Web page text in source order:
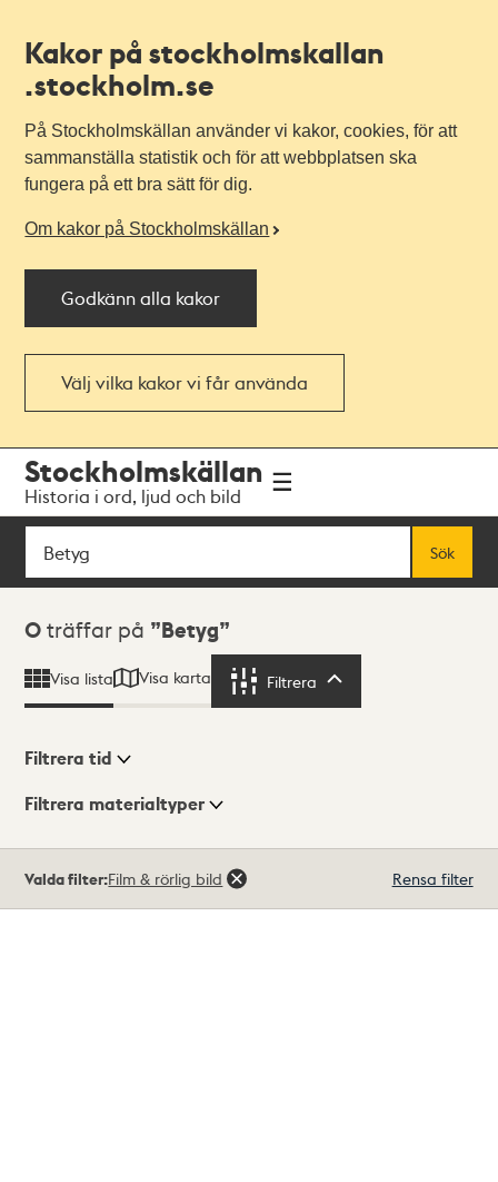
Kakor på stockholmskallan
.stockholm.se
På Stockholmskällan använder vi kakor, cookies, för att
sammanställa statistik och för att webbplatsen ska
fungera på ett bra sätt för dig.
Om kakor på Stockholmskällan
Godkänn alla kakor
Välj vilka kakor vi får använda
navigationen
huvudinnehållet
Stockholmskällan
Historia i ord, ljud och bild
Sök
Sök
Sökresultat
0 träffar på Betyg
Visa lista Visa karta Filtrera
Visningsläge
Filtrera tid
Filtrera materialtyper
träffar
Valda filter:Film & rörlig bild Rensa filter